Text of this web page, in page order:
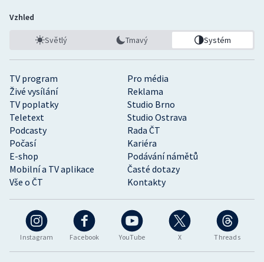
Instagram Facebook YouTube X Threads
TV program
Pro média
Živé vysílání
Reklama
TV poplatky
Studio Brno
Teletext
Studio Ostrava
Podcasty
Rada ČT
Počasí
Kariéra
E-shop
Podávání námětů
Mobilní a TV aplikace
Časté dotazy
Vše o ČT
Kontakty
Vzhled
Světlý Tmavý Systém